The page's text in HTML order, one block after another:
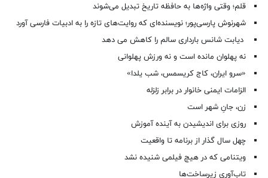
قلم؛ وقتی واژه‌ها به حافظه تاریخ تبدیل می‌شوند
شهرنوش پارسی‌پور؛ نویسنده‌ای که روایت‌های تازه را به ادبیات فارسی آورد
دیابت شانس بارداری سالم را کاهش می دهد
نه پهلوان مانده است و نه ورزش پهلوانی
«سرو ایران، کاج کریسمس، شب یلدا»
الزامات ایمنی خانوار در برابر زلزله
زن، جانِ شهر است
روزی برای اندیشیدن به آینده آموزش
چهل سال گذار از برنامه تا واقعیت
ویتنامی که در هیچ فیلمی شنیده نشد
تاب‌آوری زیرساخت‌ها